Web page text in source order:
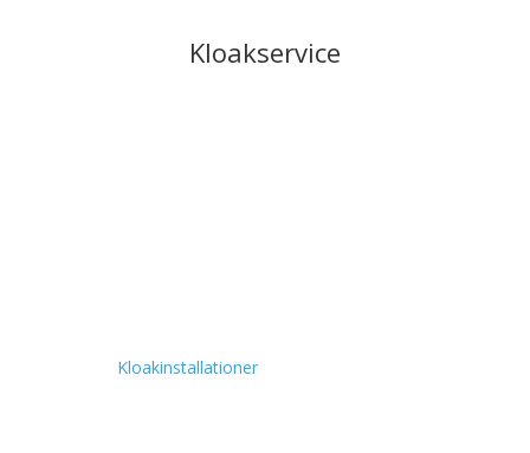
Kloakservice
Kloakinstallationer